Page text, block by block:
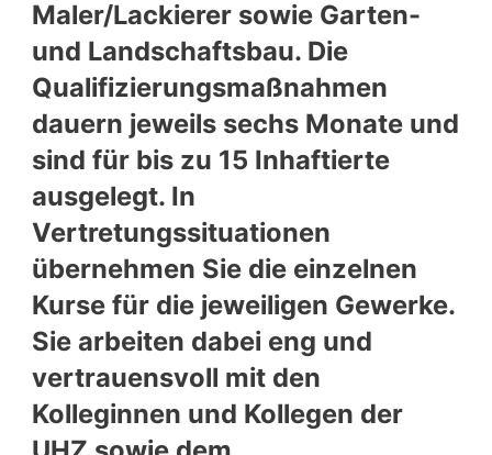
Maler/Lackierer sowie Garten-
und Landschaftsbau. Die
Qualifizierungsmaßnahmen
dauern jeweils sechs Monate und
sind für bis zu 15 Inhaftierte
ausgelegt. In
Vertretungssituationen
übernehmen Sie die einzelnen
Kurse für die jeweiligen Gewerke.
Sie arbeiten dabei eng und
vertrauensvoll mit den
Kolleginnen und Kollegen der